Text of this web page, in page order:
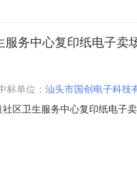
务中心复印纸电子卖
标单位： 汕头市国创电子科技
区卫生服务中心复印纸电子
大厦）1101号房之1104房